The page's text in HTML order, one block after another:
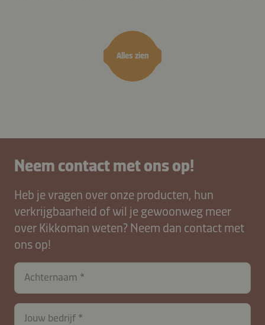
Alles zien
Neem contact met ons op!
Heb je vragen over onze producten, hun
verkrijgbaarheid of wil je gewoonweg meer
over Kikkoman weten? Neem dan contact met
ons op!
contactNL-
B2B-
26615-
75mViSRl
Achternaam
Jouw bedrijf